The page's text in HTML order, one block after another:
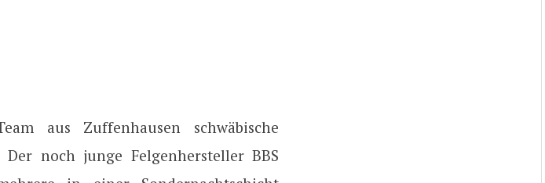
aus Zuffenhausen schwäbische
noch junge Felgenhersteller BBS